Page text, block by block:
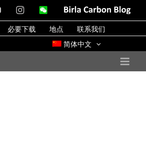
YouTubeInstagramWeChatBirla
Blog
必要下载 地点
联系我们
简体中文